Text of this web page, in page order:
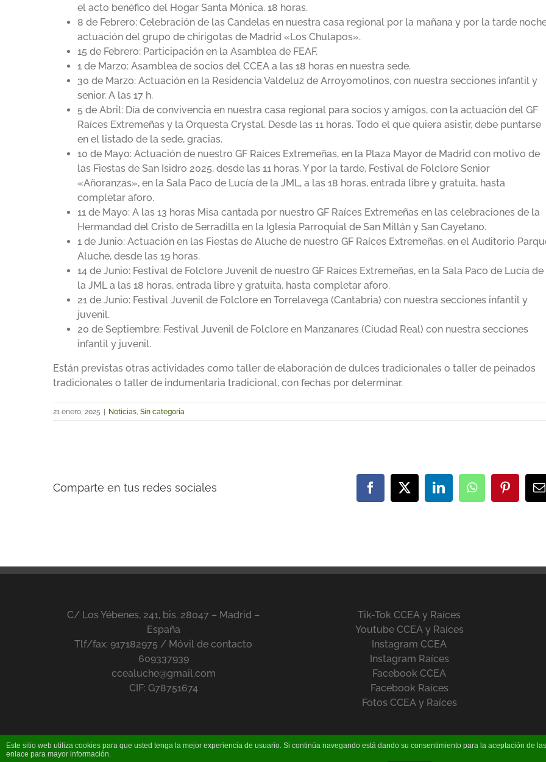
el acto benéfico del Hogar Santa Mónica. 18 horas.
8 de Febrero: Celebración de las Candelas en nuestra casa regional por la mañana y por la tarde
actuación del grupo de chirigotas de Madrid «Los Chulapos».
15 de Febrero: Participación en la Asamblea de FEAF.
1 de Marzo: Asamblea de socios del CCEA a las 18 horas en nuestra sede.
30 de Marzo: Actuación en la Residencia Valdeluz de Arroyomolinos, con nuestra secciones infantil y
senior. A las 17 h.
5 de Abril: Día de convivencia en nuestra casa regional para socios y amigos, con la actuación del GF
Raíces Extremeñas y la Orquesta Crystal. Desde las 11 horas. Todo el que quiera asistir, debe puntarse
en el listado de la sede, gracias.
10 de Mayo: Actuación de nuestro GF Raíces Extremeñas, en la Plaza Mayor de Madrid con motivo de
las Fiestas de San Isidro 2025, desde las 11 horas. Y por la tarde, Festival de Folclore Senior
«Añoranzas», en la Sala Paco de Lucía de la JML, a las 18 horas, entrada libre y gratuita, hasta
completar aforo.
11 de Mayo: A las 13 horas Misa cantada por nuestro GF Raíces Extremeñas en las celebraciones de la
Hermandad del Cristo de Serradilla en la Iglesia Parroquial de San Millán y San Cayetano.
1 de Junio: Actuación en las Fiestas de Aluche de nuestro GF Raíces Extremeñas, en el Auditorio
Aluche, desde las 19 horas.
14 de Junio: Festival de Folclore Juvenil de nuestro GF Raíces Extremeñas, en la Sala Paco de Lucía de
la JML a las 18 horas, entrada libre y gratuita, hasta completar aforo.
21 de Junio: Festival Juvenil de Folclore en Torrelavega (Cantabria) con nuestra secciones infantil y
juvenil.
20 de Septiembre: Festival Juvenil de Folclore en Manzanares (Ciudad Real) con nuestra secciones
infantil y juvenil.
Están previstas otras actividades como taller de elaboración de dulces tradicionales o taller de peinados
tradicionales o taller de indumentaria tradicional, con fechas por determinar.
21 enero, 2025 Noticias, Sin categoría
Comparte en tus redes sociales Facebook
X LinkedInWhatsApp
C/ Los Yébenes, 241, bis. 28047 – Madrid –
España
Tlf/fax: 917182975 / Móvil de contacto
609337939
ccealuche@gmail.com
CIF: G78751674
Tik-Tok CCEA y Raíces
Youtube CCEA y Raíces
Instagram CCEA
Instagram Raíces
Facebook CCEA
Facebook Raíces
Fotos CCEA y Raíces
PÁGINA DISEÑADA POR
Este sitio web utiliza cookies para que usted tenga la mejor experiencia de usuario. Si continúa navegando está dando su consentimiento para la aceptación de
enlace para mayor información.